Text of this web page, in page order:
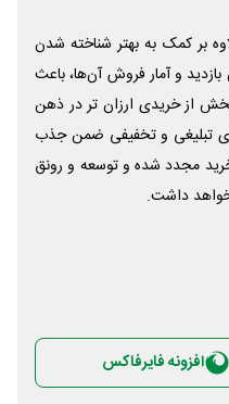
بر کمک به بهتر شناخته شدن
و آمار فروش آن‌ها، باعث
از خریدی ارزان تر در ذهن
تبلیغی و تخفیفی ضمن جذب
مجدد شده و توسعه و رونق
داشت.
افزونه فایرفاکس